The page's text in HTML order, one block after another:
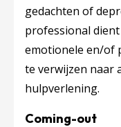
gedachten of
professional
emotionele en/of
te verwijzen naar
hulpverlening.
Coming-out